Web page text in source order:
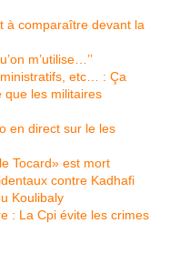
à comparaître devant la
m’utilise…’’
etc… : Ça
que les militaires
en direct sur le les
Tocard» est mort
contre Kadhafi
Koulibaly
: La Cpi évite les crimes